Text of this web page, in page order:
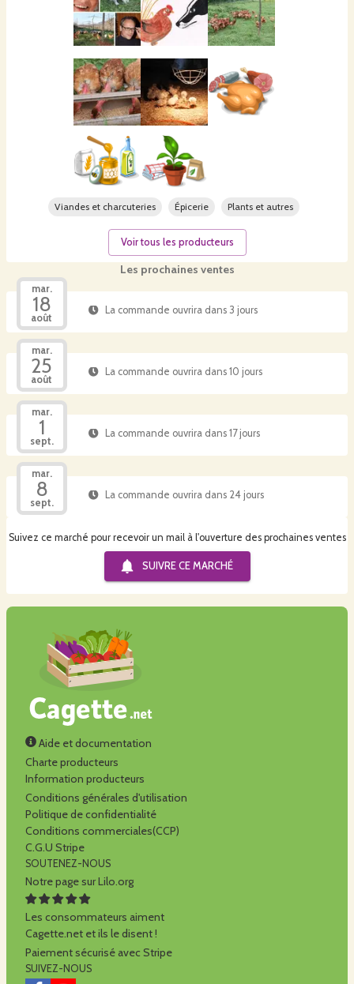
Les prochaines ventes
mar.
18
août
La commande ouvrira dans 3 jours
mar.
25
août
La commande ouvrira dans 10 jours
mar.
1
sept.
La commande ouvrira dans 17 jours
mar.
8
sept.
La commande ouvrira dans 24 jours
Suivez ce marché pour recevoir un mail à l'ouverture des prochaines ventes
SUIVRE CE MARCHÉ
Viandes et charcuteries Épicerie Plants et autres
Voir tous les producteurs
Aide et documentation
Charte producteurs
Information producteurs
Conditions générales d'utilisation
Politique de confidentialité
Conditions commerciales(CCP)
C.G.U Stripe
SOUTENEZ-NOUS
Notre page sur Lilo.org
Les consommateurs aiment
Cagette.net et ils le disent !
Paiement sécurisé avec Stripe
SUIVEZ-NOUS